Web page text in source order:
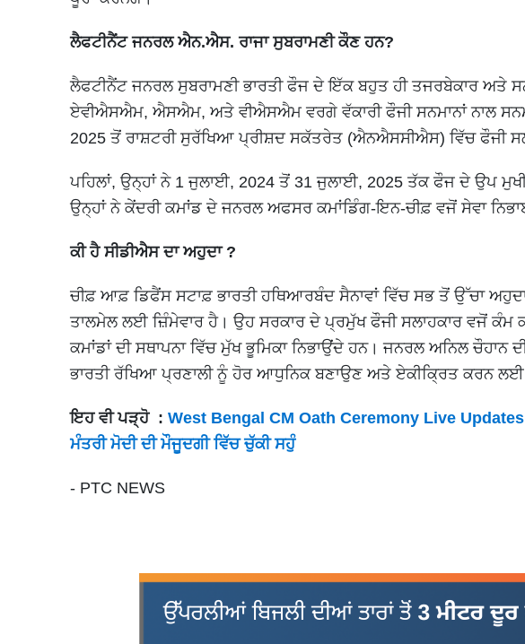
ਲੈਫਟੀਨੈਂਟ ਜਨਰਲ ਐਨ.ਐਸ. ਰਾਜਾ ਸੁਬਰਾਮਣੀ ਕੌਣ ਹਨ?
ਲੈਫਟੀਨੈਂਟ ਜਨਰਲ ਸੁਬਰਾਮਣੀ ਭਾਰਤੀ ਫੌਜ ਦੇ ਇੱਕ ਬਹੁਤ ਹੀ ਤਜਰਬੇਕਾਰ ਅਤੇ
ਏਵੀਐਸਐਮ, ਐਸਐਮ, ਅਤੇ ਵੀਐਸਐਮ ਵਰਗੇ ਵੱਕਾਰੀ ਫੌਜੀ ਸਨਮਾਨਾਂ ਨਾਲ
2025 ਤੋਂ ਰਾਸ਼ਟਰੀ ਸੁਰੱਖਿਆ ਪ੍ਰੀਸ਼ਦ ਸਕੱਤਰੇਤ (ਐਨਐਸਸੀਐਸ) ਵਿੱਚ ਫੌਜੀ
ਪਹਿਲਾਂ, ਉਨ੍ਹਾਂ ਨੇ 1 ਜੁਲਾਈ, 2024 ਤੋਂ 31 ਜੁਲਾਈ, 2025 ਤੱਕ ਫੌਜ ਦੇ ਉਪ
ਉਨ੍ਹਾਂ ਨੇ ਕੇਂਦਰੀ ਕਮਾਂਡ ਦੇ ਜਨਰਲ ਅਫਸਰ ਕਮਾਂਡਿੰਗ-ਇਨ-ਚੀਫ਼ ਵਜੋਂ ਸੇਵਾ
ਕੀ ਹੈ ਸੀਡੀਐਸ ਦਾ ਅਹੁਦਾ ?
ਚੀਫ਼ ਆਫ਼ ਡਿਫੈਂਸ ਸਟਾਫ਼ ਭਾਰਤੀ ਹਥਿਆਰਬੰਦ ਸੈਨਾਵਾਂ ਵਿੱਚ ਸਭ ਤੋਂ ਉੱਚਾ
ਤਾਲਮੇਲ ਲਈ ਜ਼ਿੰਮੇਵਾਰ ਹੈ। ਉਹ ਸਰਕਾਰ ਦੇ ਪ੍ਰਮੁੱਖ ਫੌਜੀ ਸਲਾਹਕਾਰ ਵਜੋਂ
ਕਮਾਂਡਾਂ ਦੀ ਸਥਾਪਨਾ ਵਿੱਚ ਮੁੱਖ ਭੂਮਿਕਾ ਨਿਭਾਉਂਦੇ ਹਨ। ਜਨਰਲ ਅਨਿਲ ਚੌਹਾਨ
ਭਾਰਤੀ ਰੱਖਿਆ ਪ੍ਰਣਾਲੀ ਨੂੰ ਹੋਰ ਆਧੁਨਿਕ ਬਣਾਉਣ ਅਤੇ ਏਕੀਕ੍ਰਿਤ ਕਰਨ ਲਈ
ਇਹ ਵੀ ਪੜ੍ਹੋ : West Bengal CM Oath Ceremony Live
ਮੰਤਰੀ ਮੋਦੀ ਦੀ ਮੌਜੂਦਗੀ ਵਿੱਚ ਚੁੱਕੀ ਸਹੁੰ
- PTC NEWS